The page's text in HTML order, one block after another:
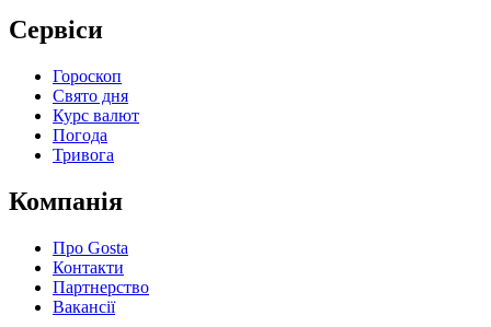
Сервіси
Гороскоп
Свято дня
Курс валют
Погода
Тривога
Компанія
Про Gosta
Контакти
Партнерство
Вакансії